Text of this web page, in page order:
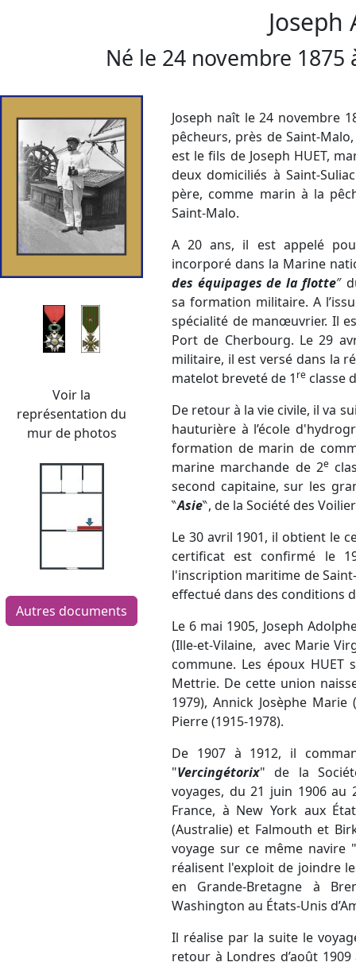
Né le 24 novembre 1875
Voir la
représentation du
mur de photos
Autres documents
Joseph naît le 24 novembre
pêcheurs, près de Saint-
est le fils de Joseph HUET,
deux domiciliés à Saint-
père, comme marin à la
Saint-Malo.
A 20 ans, il est appelé
incorporé dans la Marine
des équipages de la flotte″
sa formation militaire. A
spécialité de manœuvrier. Il
Port de Cherbourg. Le 29
militaire, il est versé dans la
matelot breveté de 1 re classe
De retour à la vie civile, il va
hauturière à l’école
formation de marin de
marine marchande de 2e
second capitaine, sur les
‶Asie‶, de la Société des
Le 30 avril 1901, il obtient le
certificat est confirmé le
l'inscription maritime de
effectué dans des conditions
Le 6 mai 1905, Joseph
(Ille-et-Vilaine, avec Marie
commune. Les époux HUET
Mettrie. De cette union
1979), Annick Josèphe Marie
Pierre (1915-1978).
De 1907 à 1912, il
"Vercingétorix" de la
voyages, du 21 juin 1906 au
France, à New York aux
(Australie) et Falmouth et
voyage sur ce même navire "
réalisent l'exploit de joindre
en Grande-Bretagne à
Washington au États-Unis
Il réalise par la suite le
retour à Londres d’août